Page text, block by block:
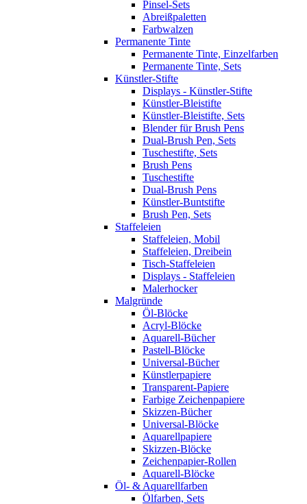
Pinsel-Sets
Abreißpaletten
Farbwalzen
Permanente Tinte
Permanente Tinte, Einzelfarben
Permanente Tinte, Sets
Künstler-Stifte
Displays - Künstler-Stifte
Künstler-Bleistifte
Künstler-Bleistifte, Sets
Blender für Brush Pens
Dual-Brush Pen, Sets
Tuschestifte, Sets
Brush Pens
Tuschestifte
Dual-Brush Pens
Künstler-Buntstifte
Brush Pen, Sets
Staffeleien
Staffeleien, Mobil
Staffeleien, Dreibein
Tisch-Staffeleien
Displays - Staffeleien
Malerhocker
Malgründe
Öl-Blöcke
Acryl-Blöcke
Aquarell-Bücher
Pastell-Blöcke
Universal-Bücher
Künstlerpapiere
Transparent-Papiere
Farbige Zeichenpapiere
Skizzen-Bücher
Universal-Blöcke
Aquarellpapiere
Skizzen-Blöcke
Zeichenpapier-Rollen
Aquarell-Blöcke
Öl- & Aquarellfarben
Ölfarben, Sets